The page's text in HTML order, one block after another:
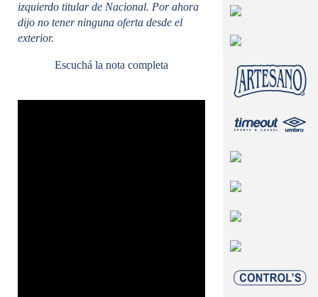
izquierdo titular de Nacional. Por ahora
dijo no tener ninguna oferta desde el
exterior.
Escuchá la nota completa